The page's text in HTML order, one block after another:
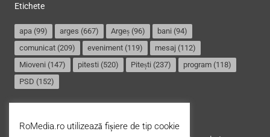
Etichete
apa (99) arges (667) Argeș (96) bani (94)
comunicat (209) eveniment (119) mesaj (112)
Mioveni (147) pitesti (520) Pitești (237) program (118)
PSD (152)
RoMedia.ro utilizează fișiere de tip cookie